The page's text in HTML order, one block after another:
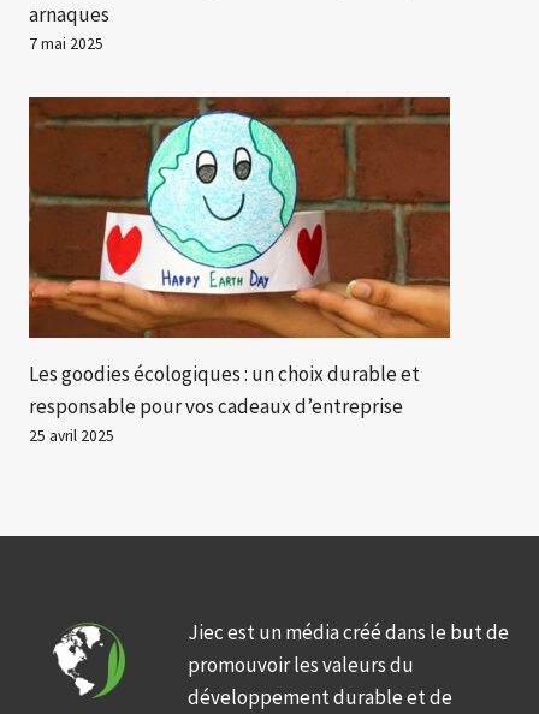
arnaques
7 mai 2025
Les goodies écologiques : un choix durable et
responsable pour vos cadeaux d’entreprise
25 avril 2025
Jiec est un média créé dans le but de
promouvoir les valeurs du
développement durable et de